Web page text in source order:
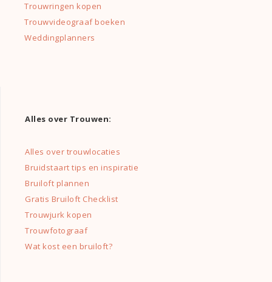
Trouwringen kopen
Trouwvideograaf boeken
Weddingplanners
Alles over Trouwen:
Alles over trouwlocaties
Bruidstaart tips en inspiratie
Bruiloft plannen
Gratis Bruiloft Checklist
Trouwjurk kopen
Trouwfotograaf
Wat kost een bruiloft?